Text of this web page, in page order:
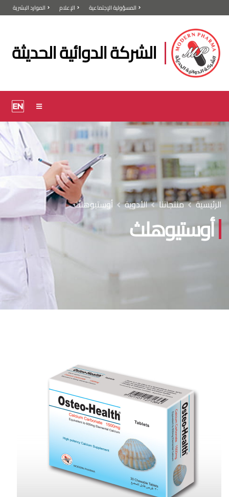
المسؤولية الإجتماعية الإعلام الموارد البشرية
الشركة الدوائية الحديثة
أوستيوهلث
الرئيسية منتجاتنا الأدوية أوستيوهلث